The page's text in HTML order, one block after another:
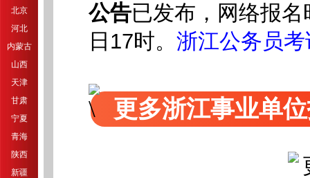
北京
河北
内蒙古
山西
天津
甘肃
宁夏
青海
陕西
新疆
公告已发布 ，网络报
日17时。 浙江公务员
更多浙江事业单